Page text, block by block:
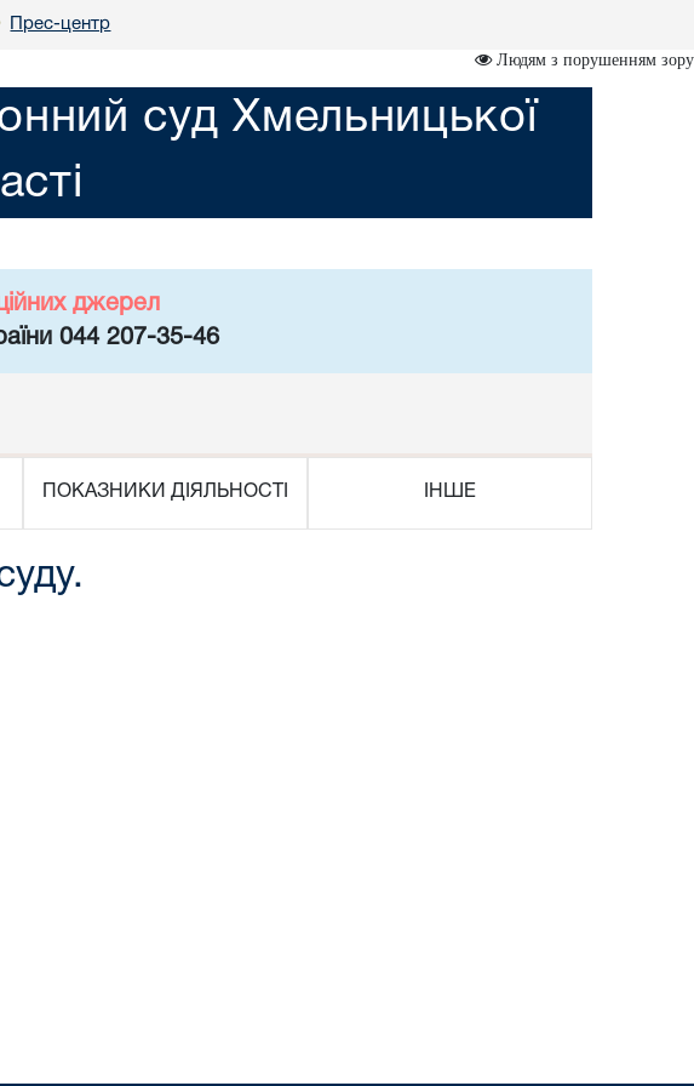
Прес-центр
Людям з порушенням зору
суд Хмельницької
джерел
044 207-35-46
ПОКАЗНИКИ ДІЯЛЬНОСТІ ІНШЕ